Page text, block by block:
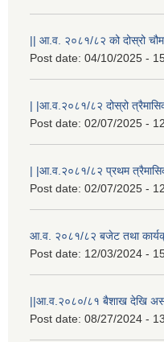
|| आ.व. २०८१/८२ को दोस्रो
Post date: 04/10/2025 -
| |आ.व.२०८१/८२ दोस्रो
Post date: 02/07/2025 -
| |आ.व.२०८१/८२ प्रथम
Post date: 02/07/2025 -
आ.व. २०८१/८२ बजेट तथा
Post date: 12/03/2024 -
||आ.व.२०८०/८१ बैशाख देखि
Post date: 08/27/2024 -